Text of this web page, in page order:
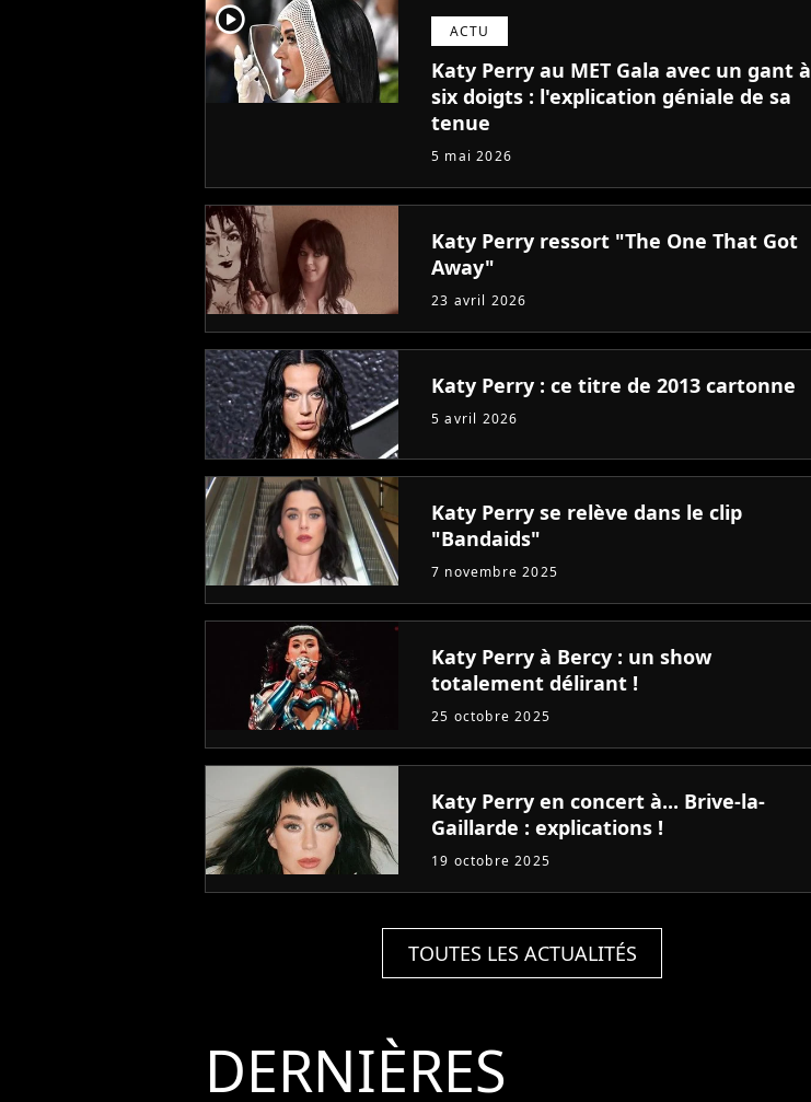
player2 ACTU
Katy Perry au MET Gala avec un gant à
six doigts : l'explication géniale de sa
tenue
5 mai 2026
Katy Perry ressort "The One That Got
Away"
23 avril 2026
Katy Perry : ce titre de 2013 cartonne
5 avril 2026
Katy Perry se relève dans le clip
"Bandaids"
7 novembre 2025
Katy Perry à Bercy : un show
totalement délirant !
25 octobre 2025
Katy Perry en concert à... Brive-la-
Gaillarde : explications !
19 octobre 2025
TOUTES LES ACTUALITÉS
DERNIÈRES